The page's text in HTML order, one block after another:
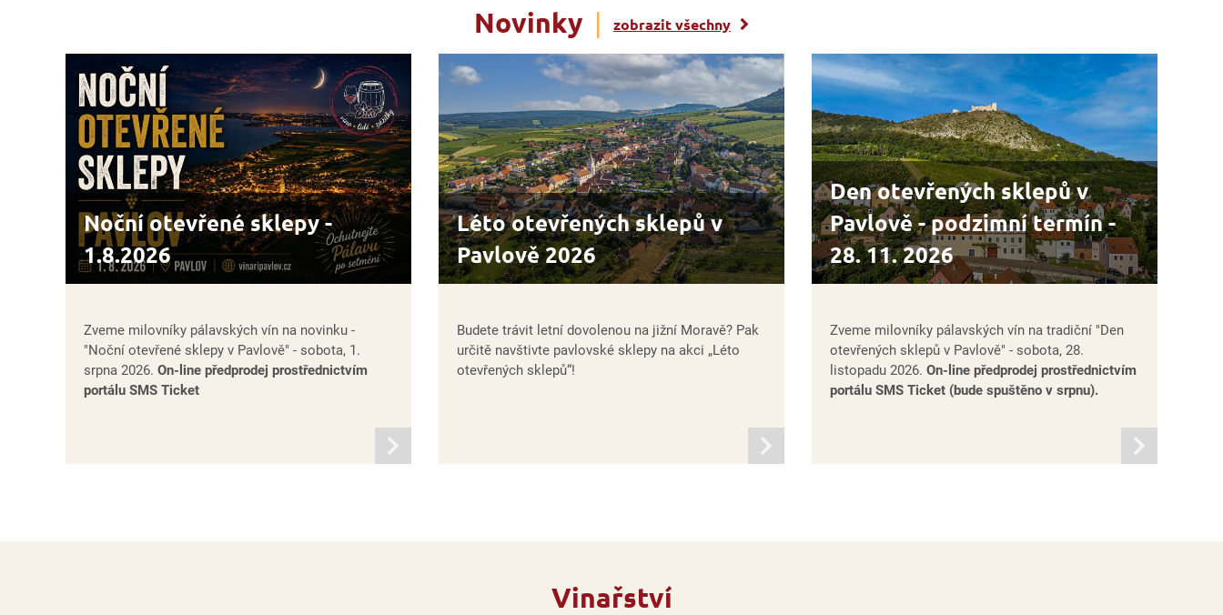
Novinky | zobrazit všechny
Noční otevřené sklepy -
1.8.2026
Zveme milovníky pálavských vín na novinku -
"Noční otevřené sklepy v Pavlově" - sobota, 1.
srpna 2026. On-line předprodej prostřednictvím
portálu SMS Ticket
Léto otevřených sklepů v
Pavlově 2026
Budete trávit letní dovolenou na jižní Moravě? Pak
určitě navštivte pavlovské sklepy na akci „Léto
otevřených sklepů“!
Den otevřených sklepů v
Pavlově - podzimní termín -
28. 11. 2026
Zveme milovníky pálavských vín na tradiční "Den
otevřených sklepů v Pavlově" - sobota, 28.
listopadu 2026. On-line předprodej prostřednictvím
portálu SMS Ticket (bude spuštěno v srpnu).
Vinařství